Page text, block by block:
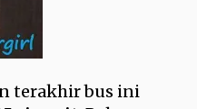
terakhir bus ini